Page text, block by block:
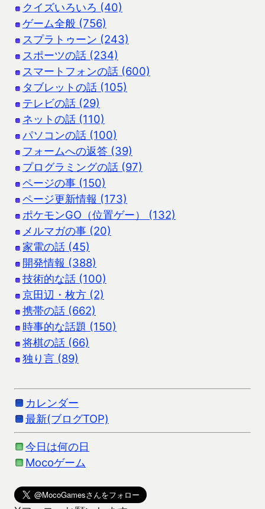
クイズいろいろ (40)
ゲーム全般 (756)
スプラトゥーン (243)
スポーツの話 (234)
スマートフォンの話 (600)
タブレットの話 (105)
テレビの話 (29)
ネットの話 (110)
パソコンの話 (100)
フォームへの返答 (39)
プログラミングの話 (97)
ページの事 (150)
ページ更新情報 (173)
ポケモンGO（位置ゲー） (132)
メルマガの事 (20)
家電の話 (45)
開発情報 (388)
技術的な話 (100)
京田辺・枚方 (2)
携帯の話 (662)
時事的な話題 (150)
将棋の話 (66)
独り言 (89)
カレンダー
最新(ブログTOP)
今日は何の日
Mocoゲーム